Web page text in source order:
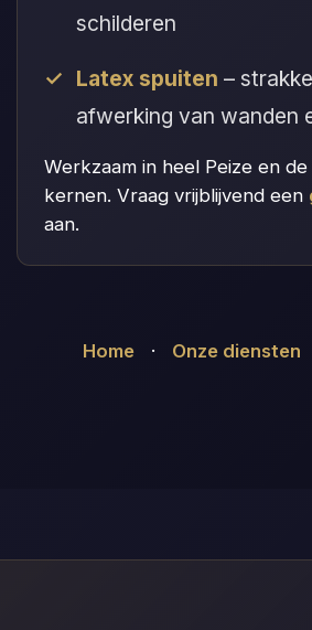
schilderen
Latex spuiten –
afwerking van wanden
Werkzaam in heel Peize en
kernen. Vraag vrijblijvend een
aan.
Home · Onze diensten